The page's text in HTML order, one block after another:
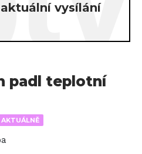
vysílání
AKTUÁLNĚ
padl teplotní